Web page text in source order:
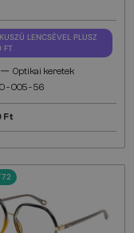
LENCSÉVEL PLUSZ
FT
— Optikai keretek
- 005 - 56
Ft